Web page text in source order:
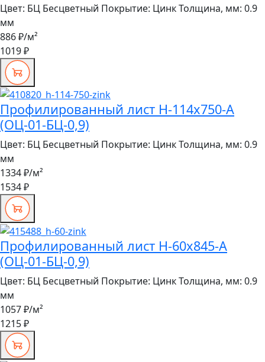
Цвет: БЦ Бесцветный Покрытие: ЦинкТолщина, мм: 0.9
мм
886 ₽/м²
1019 ₽
Профилированный лист Н-114x750-A
(ОЦ-01-БЦ-0,9)
Цвет: БЦ Бесцветный Покрытие: ЦинкТолщина, мм: 0.9
мм
1334 ₽/м²
1534 ₽
Профилированный лист Н-60x845-A
(ОЦ-01-БЦ-0,9)
Цвет: БЦ Бесцветный Покрытие: ЦинкТолщина, мм: 0.9
мм
1057 ₽/м²
1215 ₽